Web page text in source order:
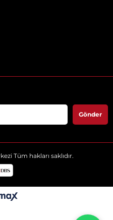
Gönder
Tüm hakları saklıdır.